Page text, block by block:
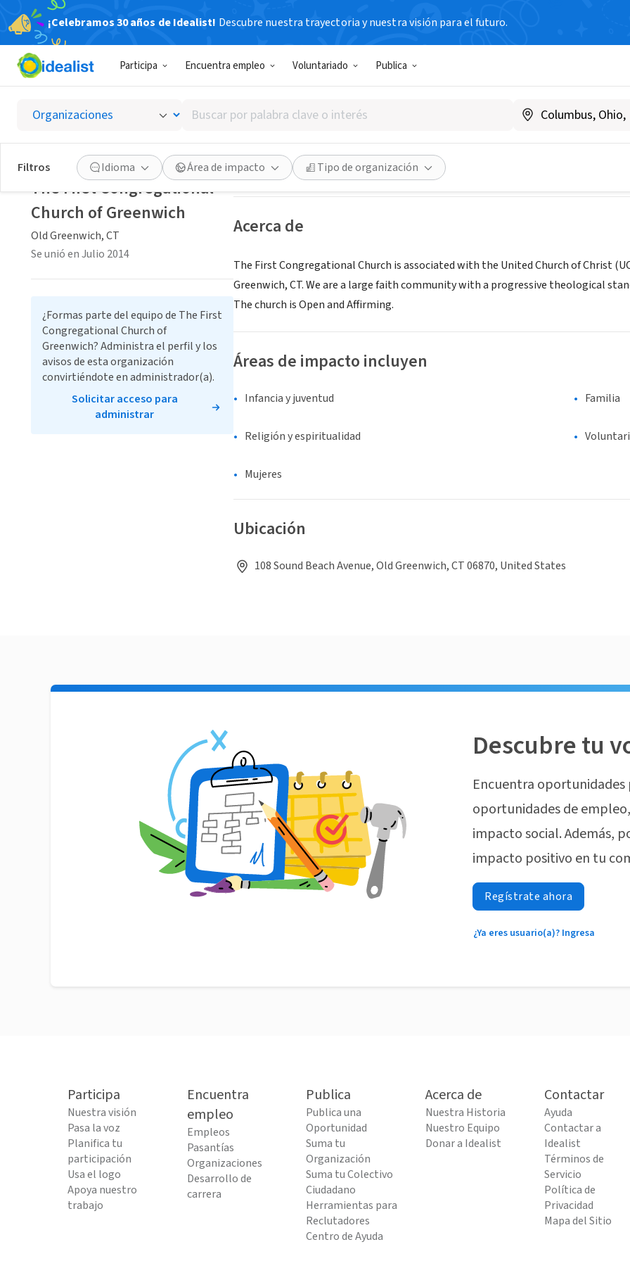
¡Celebramos 30 años de Idealist! Descubre nuestra trayectoria y nuestra visión para el futuro.
Participa Encuentra empleo Voluntariado Publica
Buscar
por
palabra
clave
o
interés
Filtros Idioma Área de impacto Tipo de organización
The First Congregational Church of
Old Greenwich, CT |www.fccog.org
Guardar Compartir
Acerca de
The First Congregational Church is associated with the United Church of Christ
Greenwich, CT. We are a large faith community with a progressive theological
The church is Open and Affirming.
Áreas de impacto incluyen
Infancia y juventud Familia
Religión y espiritualidad
Mujeres
Ubicación
108 Sound Beach Avenue, Old Greenwich, CT 06870, United States
The First Congregational
Church of Greenwich
Old Greenwich, CT
Se unió en Julio 2014
¿Formas parte del equipo de The First
Congregational Church of
Greenwich? Administra el perfil y los
avisos de esta organización
convirtiéndote en administrador(a).
Solicitar acceso para
administrar
Descubre tu
Encuentra
oportunidades de
impacto social. Además,
impacto positivo en tu
Regístrate ahora
¿Ya eres usuario(a)? Ingresa
Participa
Nuestra visión
Pasa la voz
Planifica tu
participación
Usa el logo
Apoya nuestro
trabajo
Encuentra
empleo
Empleos
Pasantías
Organizaciones
Desarrollo de
carrera
Publica
Publica una
Oportunidad
Suma tu
Organización
Suma tu Colectivo
Ciudadano
Herramientas para
Reclutadores
Centro de Ayuda
Acerca de
Nuestra Historia
Nuestro Equipo
Donar a Idealist
Contactar
Ayuda
Contactar a
Idealist
Términos de
Servicio
Política de
Privacidad
Mapa del Sitio